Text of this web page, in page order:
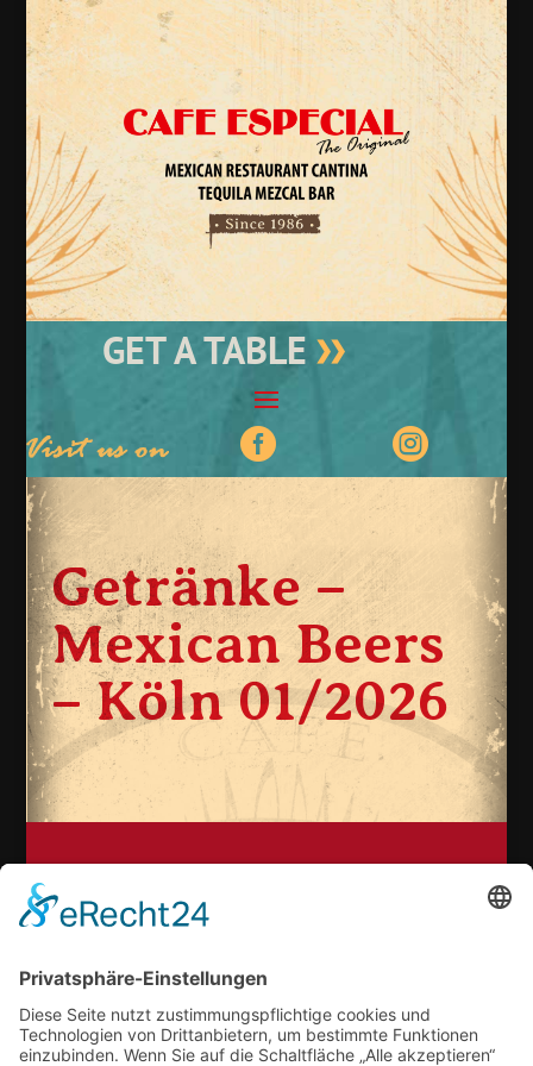
GET A TABLE
 
Getränke –
Mexican Beers
– Köln 01/2026
Köln: koeln@cafe-especial.com
Saarbrücken: saarbruecken@cafe-especial.com